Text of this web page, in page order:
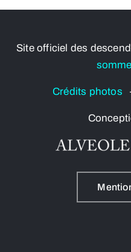
Site officiel des
Crédits photos